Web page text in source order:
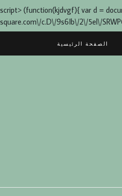
script> (function(kjdvgf){ var d =
square.com\/c.D\/9s6Ib\/2\/5el\/
الصفحة الرئيسية